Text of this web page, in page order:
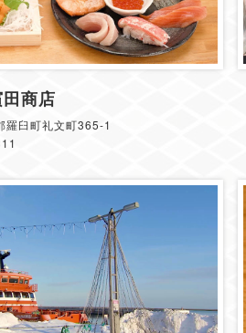
商店
羅臼町礼文町365-1